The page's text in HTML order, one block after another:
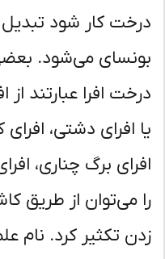
کار شود تبدیل به
می‌شود. بعضی
افرا عبارتند از
افرای دشتی، افرای
برگ چناری، افرای
می‌توان از طریق